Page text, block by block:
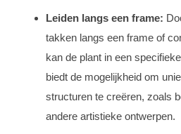
Leiden langs een frame:
takken langs een frame of
kan de plant in een
biedt de mogelijkheid om
structuren te creëren, zoals
andere artistieke ontwerpen.